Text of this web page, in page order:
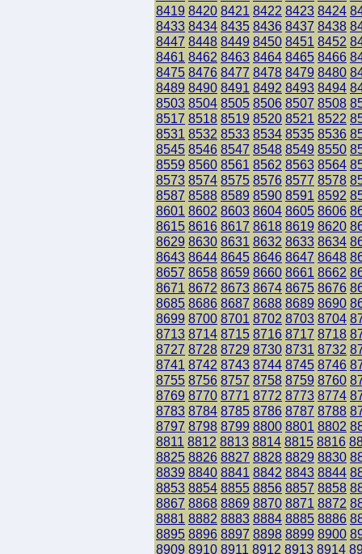
8419 8420 8421 8422 8423 8424
8433 8434 8435 8436 8437 8438
8447 8448 8449 8450 8451 8452
8461 8462 8463 8464 8465 8466
8475 8476 8477 8478 8479 8480
8489 8490 8491 8492 8493 8494
8503 8504 8505 8506 8507 8508
8517 8518 8519 8520 8521 8522
8531 8532 8533 8534 8535 8536
8545 8546 8547 8548 8549 8550
8559 8560 8561 8562 8563 8564
8573 8574 8575 8576 8577 8578
8587 8588 8589 8590 8591 8592
8601 8602 8603 8604 8605 8606
8615 8616 8617 8618 8619 8620
8629 8630 8631 8632 8633 8634
8643 8644 8645 8646 8647 8648
8657 8658 8659 8660 8661 8662
8671 8672 8673 8674 8675 8676
8685 8686 8687 8688 8689 8690
8699 8700 8701 8702 8703 8704
8713 8714 8715 8716 8717 8718
8727 8728 8729 8730 8731 8732
8741 8742 8743 8744 8745 8746
8755 8756 8757 8758 8759 8760
8769 8770 8771 8772 8773 8774
8783 8784 8785 8786 8787 8788
8797 8798 8799 8800 8801 8802
8811 8812 8813 8814 8815 8816
8825 8826 8827 8828 8829 8830
8839 8840 8841 8842 8843 8844
8853 8854 8855 8856 8857 8858
8867 8868 8869 8870 8871 8872
8881 8882 8883 8884 8885 8886
8895 8896 8897 8898 8899 8900
8909 8910 8911 8912 8913 8914